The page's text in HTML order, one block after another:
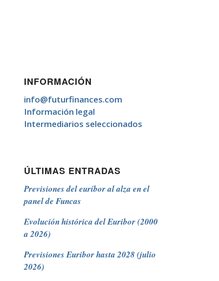
INFORMACIÓN
info@futurfinances.com
Información legal
Intermediarios seleccionados
ÚLTIMAS ENTRADAS
Previsiones del euríbor al alza en el
panel de Funcas
Evolución histórica del Euribor (2000
a 2026)
Previsiones Euribor hasta 2028 (julio
2026)